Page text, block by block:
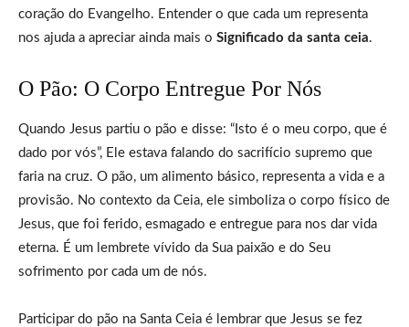
coração do Evangelho. Entender o que cada um representa
nos ajuda a apreciar ainda mais o Significado da santa ceia.
O Pão: O Corpo Entregue Por Nós
Quando Jesus partiu o pão e disse: “Isto é o meu corpo, que é
dado por vós”, Ele estava falando do sacrifício supremo que
faria na cruz. O pão, um alimento básico, representa a vida e a
provisão. No contexto da Ceia, ele simboliza o corpo físico de
Jesus, que foi ferido, esmagado e entregue para nos dar vida
eterna. É um lembrete vívido da Sua paixão e do Seu
sofrimento por cada um de nós.
Participar do pão na Santa Ceia é lembrar que Jesus se fez